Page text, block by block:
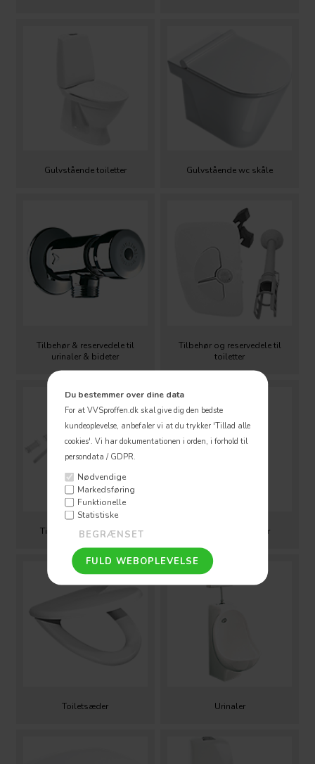
Du bestemmer over dine data
For at VVSproffen.dk skal give dig den bedste
kundeoplevelse, anbefaler vi at du trykker 'Tillad alle
cookies'. Vi har dokumentationen i orden, i forhold til
persondata / GDPR.
Nødvendige
Markedsføring
Funktionelle
Statistiske
Gulvstående toiletter Gulvstående wc skåle
Tilbehør & reservedele til
urinaler & bideter
Tilbehør og reservedele til
toiletter
Tilbehør til toiletsæder Tilslutnings slanger
Toiletsæder Urinaler